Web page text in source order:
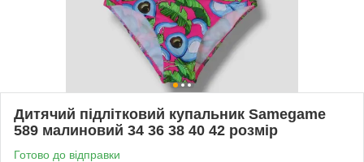
Дитячий підлітковий купальник Samegame
589 малиновий 34 36 38 40 42 розмір
Готово до відправки